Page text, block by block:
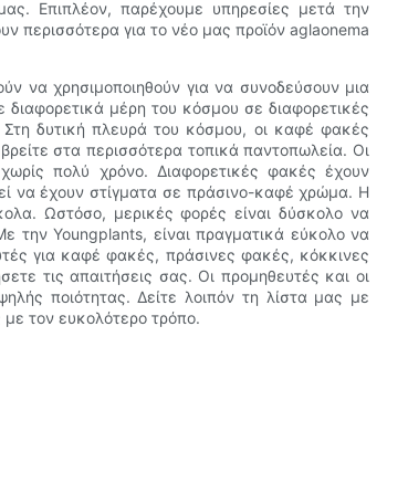
Επιπλέον, παρέχουμε υπηρεσίες μετά την
περισσότερα για το νέο μας προϊόν aglaonema
να χρησιμοποιηθούν για να συνοδεύσουν μια
μέρη του κόσμου σε διαφορετικές
δυτική πλευρά του κόσμου, οι καφέ φακές
στα περισσότερα τοπικά παντοπωλεία. Οι
πολύ χρόνο. Διαφορετικές φακές έχουν
να έχουν στίγματα σε πράσινο-καφέ χρώμα. Η
Ωστόσο, μερικές φορές είναι δύσκολο να
Youngplants, είναι πραγματικά εύκολο να
για καφέ φακές, πράσινες φακές, κόκκινες
τις απαιτήσεις σας. Οι προμηθευτές και οι
ποιότητας. Δείτε λοιπόν τη λίστα μας με
τον ευκολότερο τρόπο.